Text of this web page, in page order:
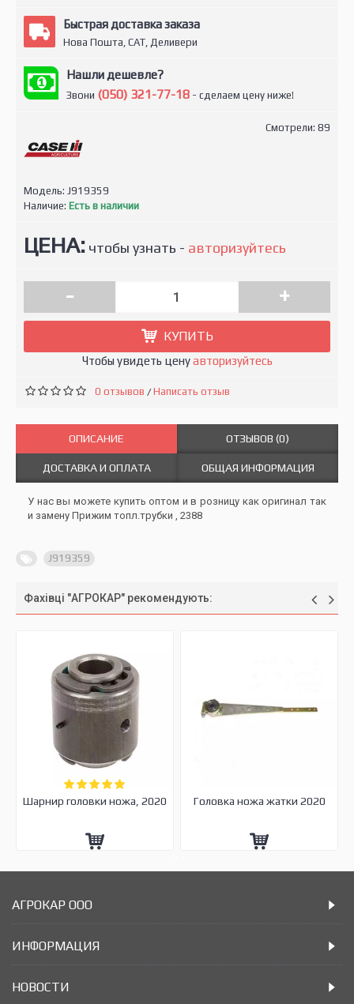
Быстрая доставка заказа
Нова Пошта, САТ, Деливери
Нашли дешевле?
Звони (050) 321-77-18 - сделаем цену ниже!
Смотрели: 89
Модель: J919359
Наличие: Есть в наличии
ЦЕНА: чтобы узнать - авторизуйтесь
- +
КУПИТЬ
Чтобы увидеть ценуавторизуйтесь
0 отзывов /Написать отзыв
ОПИСАНИЕ ОТЗЫВОВ (0)
ДОСТАВКА И ОПЛАТА ОБЩАЯ ИНФОРМАЦИЯ
У нас вы можете купить оптом и в розницу как оригинал так
и замену Прижим топл.трубки , 2388
J919359
Фахівці "АГРОКАР" рекомендують:
Шарнир головки ножа, 2020 Головка ножа жатки 2020
АГРОКАР ООО
ИНФОРМАЦИЯ
НОВОСТИ